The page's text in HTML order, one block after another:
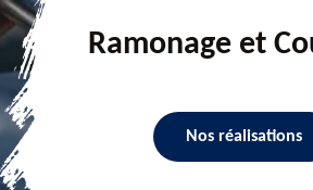
Ramonage et
Nos réalisations